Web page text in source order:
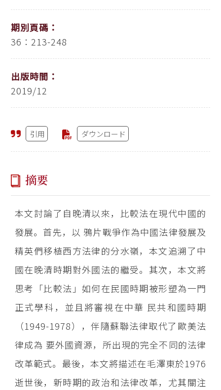
期別頁碼：
36：213-248
出版時間：
2019/12
引用 ダウンロード
摘要
本文討論了自晚清以來，比較法在現代中國的
發展。首先，以 鴉片戰爭作為中國法律發展及
精英們移植西方法律的分水嶺，本文追溯了中
國在晚清時期對外國法的繼受。其次，本文將
思考「比較法」如何在民國時期被形塑為一門
正式學科，並且將審視在中華 民共和國時期
（1949-1978），伴隨蘇聯法律取代了歐美法
律成為 要外國資源，所出現的完全不同的法律
改革範式。最後，本文將描述在毛澤東於1976
逝世後，新時期的政治和法律改革，尤其關注